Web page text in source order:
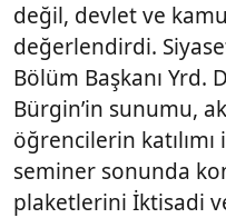
değil, devlet ve
değerlendirdi.
Bölüm Başkanı Yrd.
Bürgin’in sunumu,
öğrencilerin
seminer sonunda
plaketlerini İktisadi